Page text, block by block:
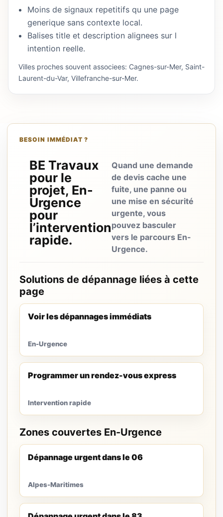
Moins de signaux repetitifs qu une page
generique sans contexte local.
Balises title et description alignees sur l
intention reelle.
Villes proches souvent associees: Cagnes-sur-Mer, Saint-
Laurent-du-Var, Villefranche-sur-Mer.
BESOIN IMMÉDIAT ?
BE Travaux
pour le
projet, En-
Urgence
pour
l’intervention
rapide.
Quand une demande
de devis cache une
fuite, une panne ou
une mise en sécurité
urgente, vous
pouvez basculer
vers le parcours En-
Urgence.
Solutions de dépannage liées à cette
page
Voir les dépannages immédiats
En-Urgence
Programmer un rendez-vous express
Intervention rapide
Zones couvertes En-Urgence
Dépannage urgent dans le 06
Alpes-Maritimes